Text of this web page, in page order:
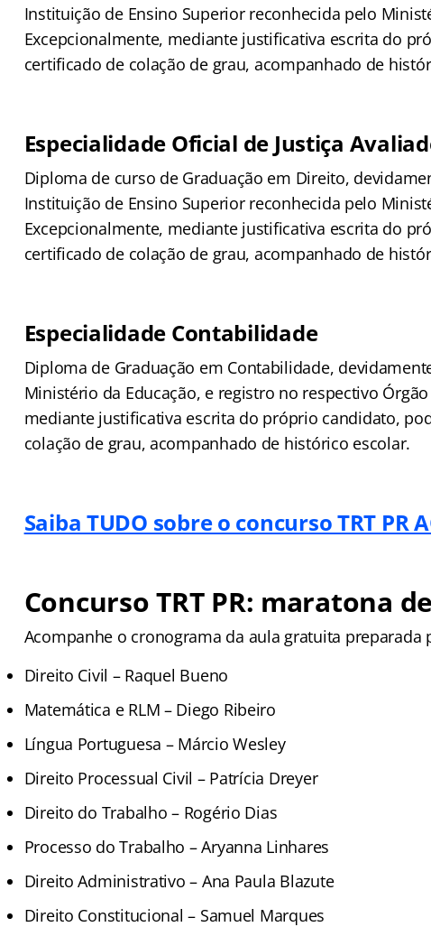
Instituição de Ensino Superior reconhecida pelo
Excepcionalmente, mediante justificativa escrita do
certificado de colação de grau, acompanhado de
Especialidade Oficial de Justiça
Diploma de curso de Graduação em Direito,
Instituição de Ensino Superior reconhecida pelo
Excepcionalmente, mediante justificativa escrita do
certificado de colação de grau, acompanhado de
Especialidade Contabilidade
Diploma de Graduação em Contabilidade,
Ministério da Educação, e registro no respectivo
mediante justificativa escrita do próprio candidato,
colação de grau, acompanhado de histórico escolar.
Saiba TUDO sobre o concurso TRT PR
Concurso TRT PR: maratona
Acompanhe o cronograma da aula gratuita preparada
Direito Civil – Raquel Bueno
Matemática e RLM – Diego Ribeiro
Língua Portuguesa – Márcio Wesley
Direito Processual Civil – Patrícia Dreyer
Direito do Trabalho – Rogério Dias
Processo do Trabalho – Aryanna Linhares
Direito Administrativo – Ana Paula Blazute
Direito Constitucional – Samuel Marques